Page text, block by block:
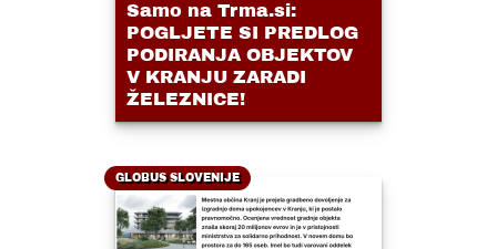
Samo na Trma.si:
POGLJETE SI PREDLOG
PODIRANJA OBJEKTOV
V KRANJU ZARADI
ŽELEZNICE!
GLOBUS SLOVENIJE